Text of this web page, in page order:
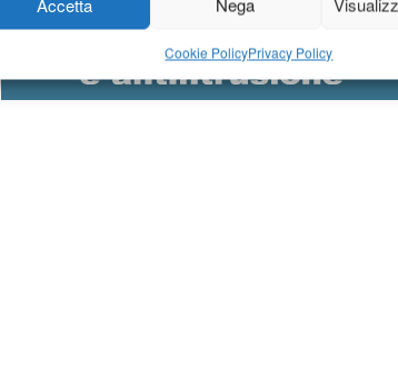
Cookie PolicyPrivacy Policy